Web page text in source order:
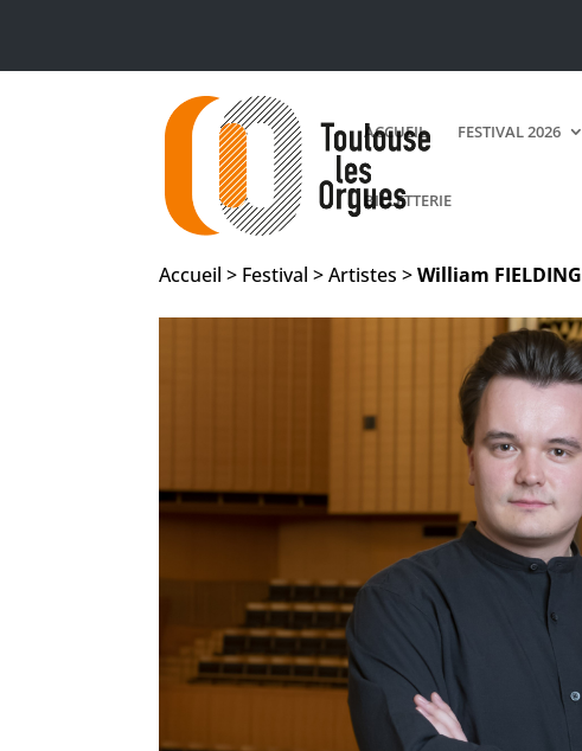
ACCUEIL FESTIVAL 2026
BILLETTERIE
Accueil > Festival > Artistes >William FIELDING